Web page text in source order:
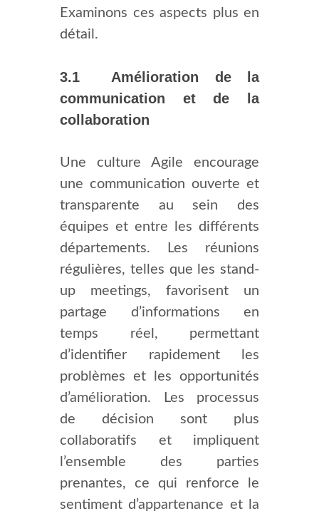
Examinons ces aspects plus en
détail.
3.1 Amélioration de la
communication et de la
collaboration
Une culture Agile encourage
une communication ouverte et
transparente au sein des
équipes et entre les différents
départements. Les réunions
régulières, telles que les stand-
up meetings, favorisent un
partage d’informations en
temps réel, permettant
d’identifier rapidement les
problèmes et les opportunités
d’amélioration. Les processus
de décision sont plus
collaboratifs et impliquent
l’ensemble des parties
prenantes, ce qui renforce le
sentiment d’appartenance et la